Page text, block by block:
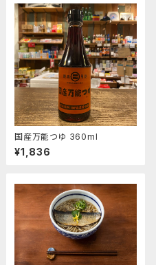
国産万能つゆ 360ml
¥1,836